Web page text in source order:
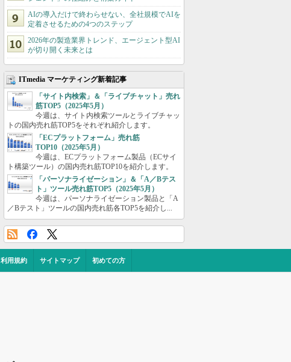
AIの導入だけで終わらせない、全社規模でAIを
定着させるための4つのステップ
2026年の製造業界トレンド、エージェント型AI
が切り開く未来とは
ITmedia マーケティング新着記事
「サイト内検索」＆「ライブチャット」売れ
筋TOP5（2025年5月）
今週は、サイト内検索ツールとライブチャッ
トの国内売れ筋TOP5をそれぞれ紹介します。
「ECプラットフォーム」売れ筋
TOP10（2025年5月）
今週は、ECプラットフォーム製品（ECサイ
ト構築ツール）の国内売れ筋TOP10を紹介します。
「パーソナライゼーション」＆「A／Bテス
ト」ツール売れ筋TOP5（2025年5月）
今週は、パーソナライゼーション製品と「A
／Bテスト」ツールの国内売れ筋各TOP5を紹介し...
利用規約 サイトマップ 初めての方